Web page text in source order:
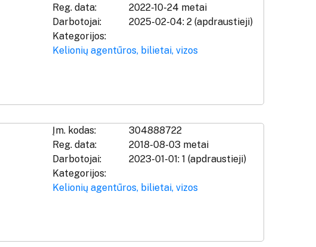
Reg. data:
2022-10-24 metai
Darbotojai:
2025-02-04: 2 (apdraustieji)
Kategorijos:
Kelionių agentūros, bilietai, vizos
Įm. kodas:
304888722
Reg. data:
2018-08-03 metai
Darbotojai:
2023-01-01: 1 (apdraustieji)
Kategorijos:
Kelionių agentūros, bilietai, vizos